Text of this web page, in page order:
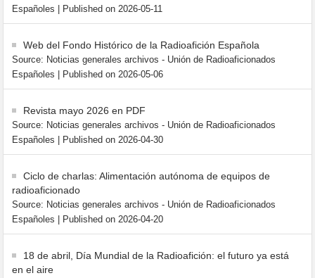
Españoles
Published on 2026-05-11
Web del Fondo Histórico de la Radioafición Española
Source: Noticias generales archivos - Unión de Radioaficionados
Españoles
Published on 2026-05-06
Revista mayo 2026 en PDF
Source: Noticias generales archivos - Unión de Radioaficionados
Españoles
Published on 2026-04-30
Ciclo de charlas: Alimentación autónoma de equipos de
radioaficionado
Source: Noticias generales archivos - Unión de Radioaficionados
Españoles
Published on 2026-04-20
18 de abril, Día Mundial de la Radioafición: el futuro ya está
en el aire